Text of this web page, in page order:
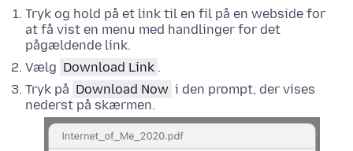
Tryk og hold på et link til en fil på en webside for
at få vist en menu med handlinger for det
pågældende link.
Vælg Download Link .
Tryk på Download Now i den prompt, der vises
nederst på skærmen.